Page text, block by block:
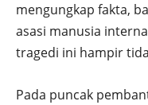
mengungkap fakta,
asasi manusia
tragedi ini hampir
Pada puncak